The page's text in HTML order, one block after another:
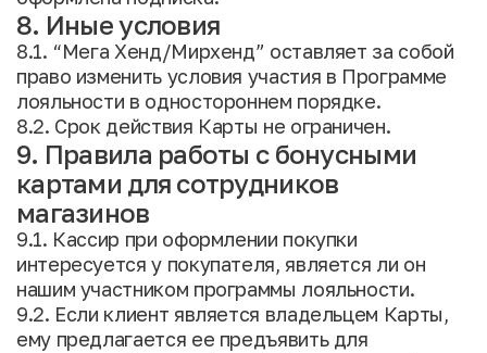
8. Иные условия
8.1. “Мега Хенд/Мирхенд” оставляет за собой
право изменить условия участия в Программе
лояльности в одностороннем порядке.
8.2. Срок действия Карты не ограничен.
9. Правила работы с бонусными
картами для сотрудников
магазинов
9.1. Кассир при оформлении покупки
интересуется у покупателя, является ли он
нашим участником программы лояльности.
9.2. Если клиент является владельцем Карты,
ему предлагается ее предъявить для